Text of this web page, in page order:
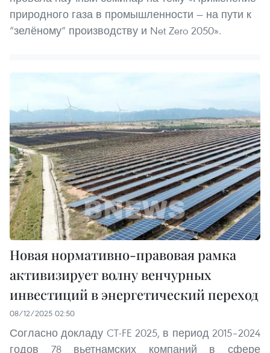
природного газа в промышленности — на пути к
“зелёному” производству и Net Zero 2050».
Новая нормативно-правовая рамка
активизирует волну венчурных
инвестиций в энергетический переход
08/12/2025 02:50
Согласно докладу CT-FE 2025, в период 2015–2024
годов 78 вьетнамских компаний в сфере